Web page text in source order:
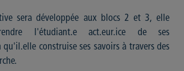
sera développée aux blocs 2 et 3, elle
l'étudiant.e act.eur.ice de ses
qu'il.elle construise ses savoirs à travers des